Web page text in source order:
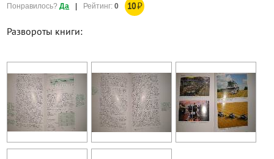
Понравилось?Да | Рейтинг:0 10₽
Развороты книги: